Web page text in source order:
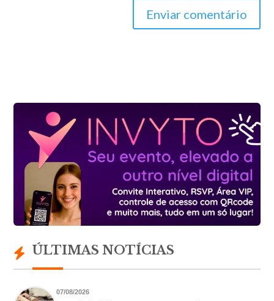
Enviar comentário
ÚLTIMAS NOTÍCIAS
07/08/2026